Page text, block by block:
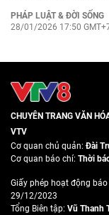
PHÁP LUẬT & ĐỜI SỐNG
28/01/2026 17:50
CHUYÊN TRANG VĂN
VTV
Cơ quan chủ quản:Đài
Cơ quan báo chí: Thời
Giấy phép hoạt động
29/12/2023
Tổng Biên tập: Vũ Thanh